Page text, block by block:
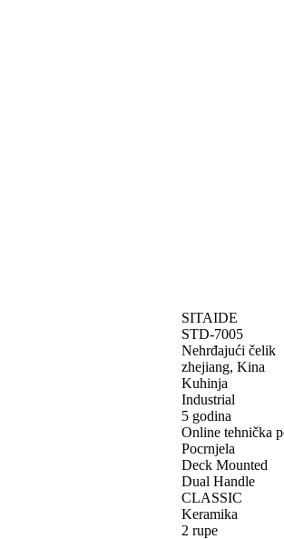
SITAIDE
STD-7005
Nehrđajući čelik
zhejiang, Kina
Kuhinja
Industrial
5 godina
Online tehnička
Pocrnjela
Deck Mounted
Dual Handle
CLASSIC
Keramika
2 rupe